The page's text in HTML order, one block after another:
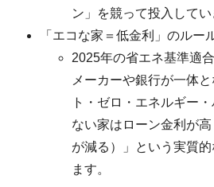
ン」を競って投入してい
「エコな家＝低金利」のルー
2025年の省エネ基準適
メーカーや銀行が一体
ト・ゼロ・エネルギー
ない家はローン金利が
が減る）」という実質
ます。